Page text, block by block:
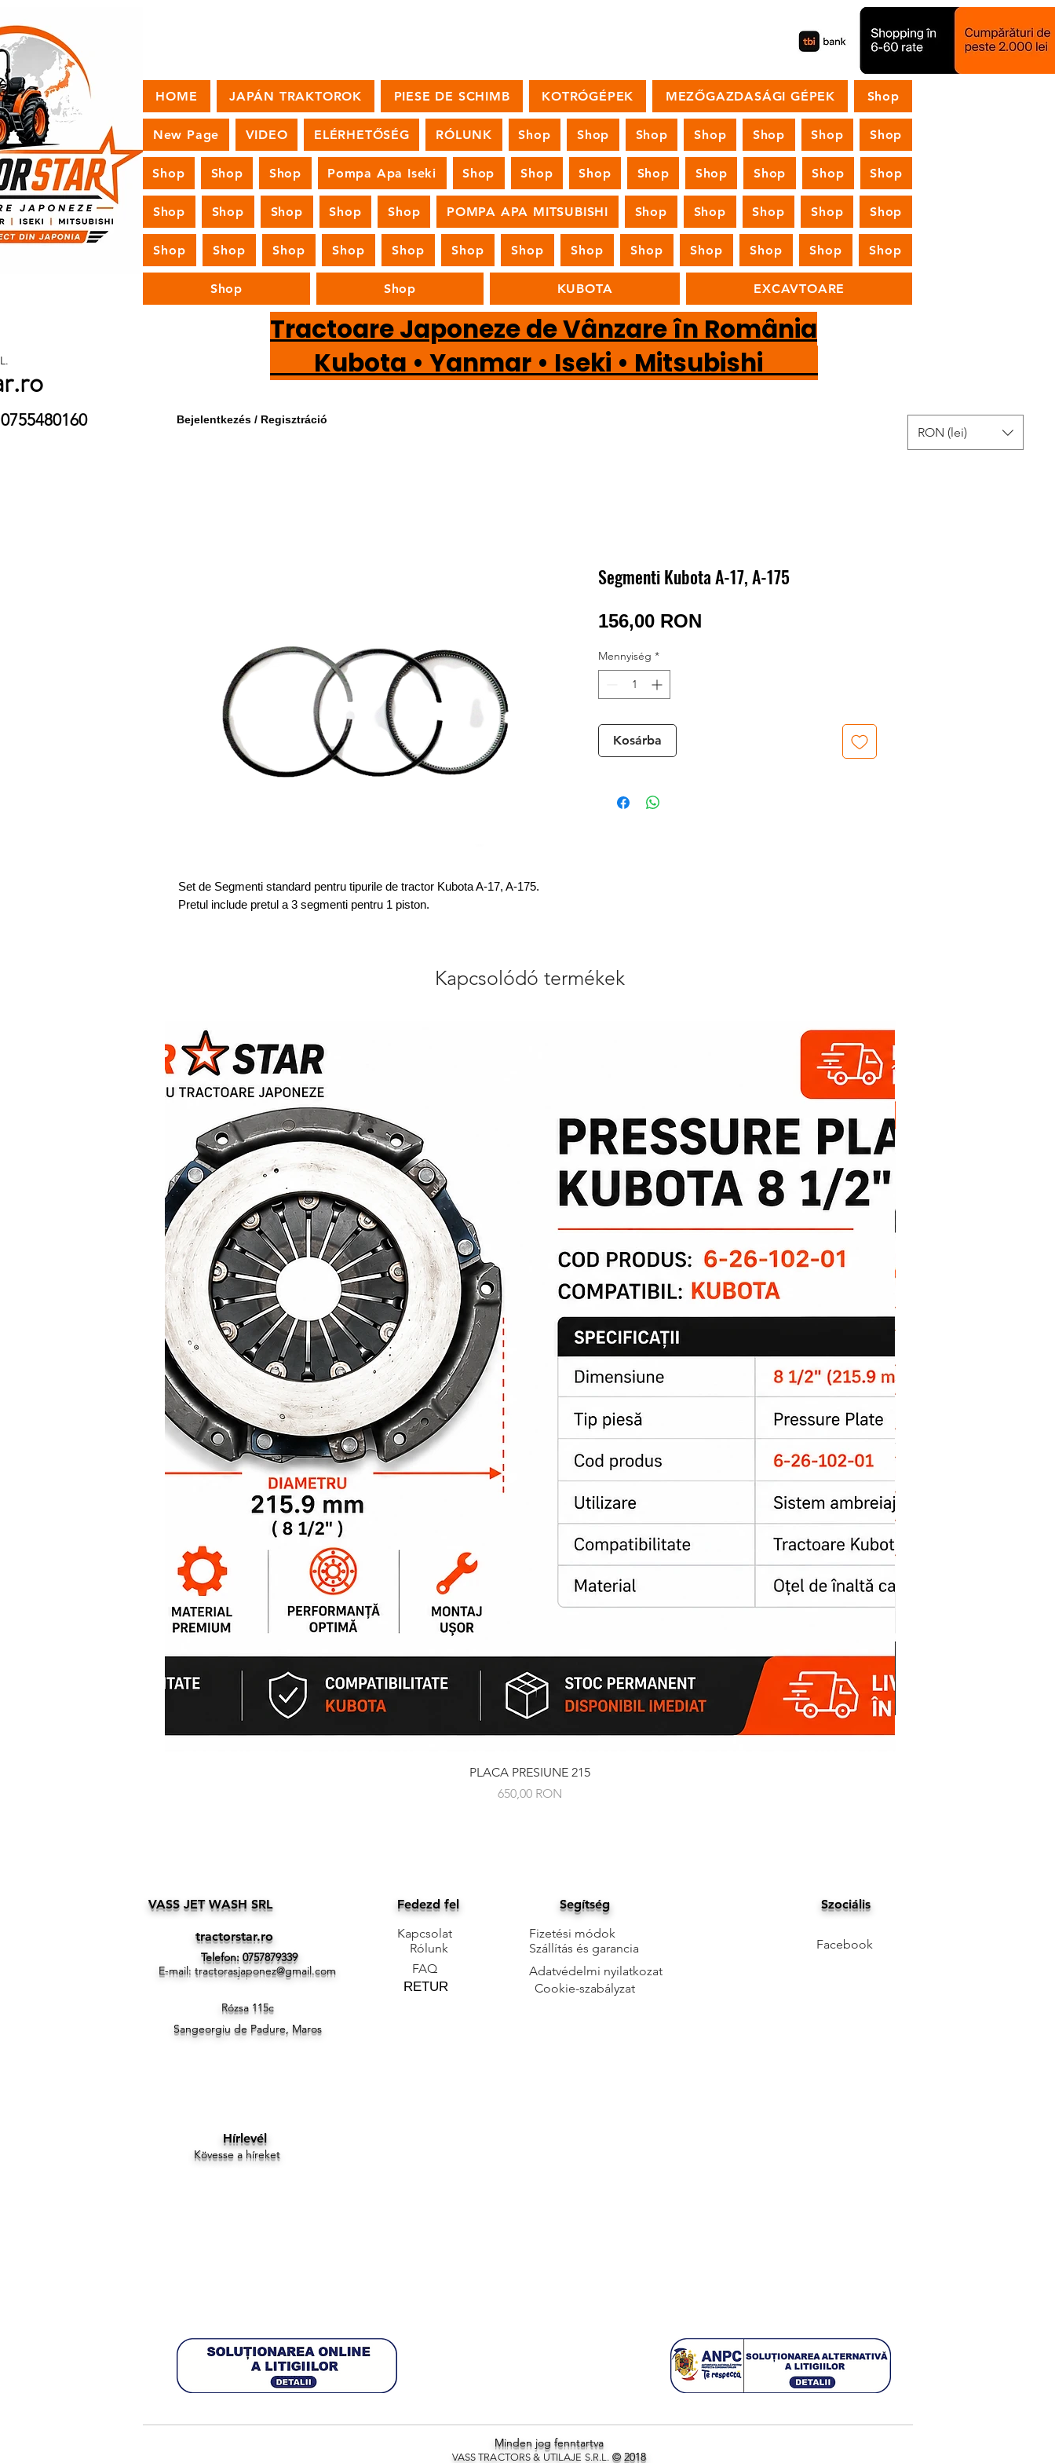
HOME JAPÁN TRAKTOROK PIESE DE SCHIMB KOTRÓGÉPEK MEZŐGAZDASÁGI GÉPEK Shop
New Page VIDEO ELÉRHETŐSÉG RÓLUNK Shop Shop Shop Shop Shop Shop Shop
Shop Shop Shop Pompa Apa Iseki Shop Shop Shop Shop Shop Shop Shop Shop
Shop Shop Shop Shop Shop POMPA APA MITSUBISHI Shop Shop Shop Shop Shop
Shop Shop Shop Shop Shop Shop Shop Shop Shop Shop Shop Shop Shop
Shop Shop KUBOTA EXCAVTOARE
Tractoare Japoneze de Vânzare în România
Kubota • Yanmar • Iseki • Mitsubishi
/ 0755480160 Bejelentkezés / Regisztráció
Set de Segmenti standard pentru tipurile de tractor Kubota A-17, A-175.
Pretul include pretul a 3 segmenti pentru 1 piston.
Segmenti Kubota A-17, A-175
156,00 RON
Mennyiség *
Kosárba
Kapcsolódó termékek
Gyorsnézet
PLACA PRESIUNE 215
Ár
650,00 RON
RON (lei)
VASS JET WASH SRL
tractorstar.ro
Telefon: 0757879339
E-mail: tractorasjaponez@gmail.com
Fedezd fel
Segítség
Kapcsolat
Rólunk
Fizetési módok
Szállítás és garancia
FAQ
Adatvédelmi nyilatkozat
Cookie-szabályzat
RETUR
Szociális
Facebook
Rózsa 115c
Sangeorgiu de Padure, Maros
Hírlevél
Kövesse a híreket
Minden jog fenntartva
VASS TRACTORS & UTILAJE S.R.L. © 2018